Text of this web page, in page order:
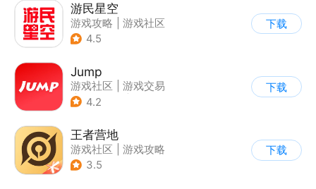
游民星空
游戏攻略
游戏社区
4.5
下载
Jump
游戏社区
游戏交易
| 游戏周边
4.2
下载
王者营地
游戏社区
游戏攻略
3.5
下载